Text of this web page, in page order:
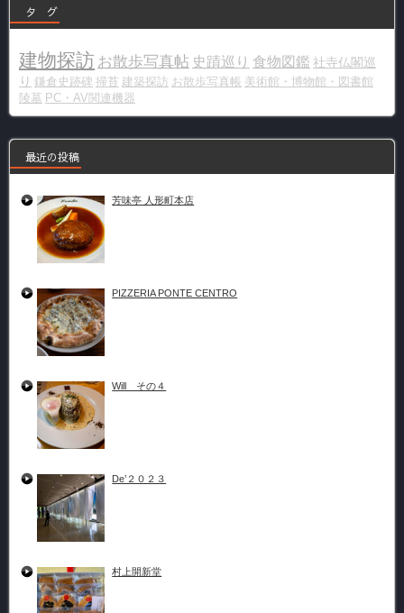
タ グ
建物探訪 お散歩写真帖 史蹟巡り 食物図鑑 社寺仏閣巡
り 鎌倉史跡碑 掃苔 建築探訪 お散歩写真帳 美術館・博物館・図書館
陵墓 PC・AV関連機器
最近の投稿
芳味亭 人形町本店
PIZZERIA PONTE CENTRO
Will その４
De’２０２３
村上開新堂